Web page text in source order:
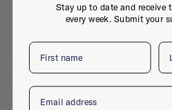
Active jobs
Stay up to date and receive
every week. Submit your
First name
Email